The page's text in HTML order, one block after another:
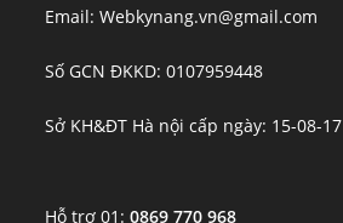
Email: Webkynang.vn@gmail.com
Số GCN ĐKKD: 0107959448
Sở KH&ĐT Hà nội cấp ngày: 15-08-17
Hỗ trợ 01:0869 770 968